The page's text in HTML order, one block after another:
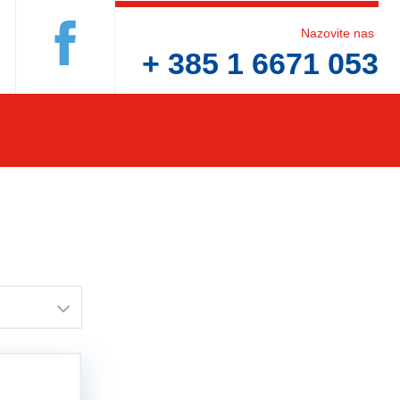
Nazovite nas
+ 385 1 6671 053